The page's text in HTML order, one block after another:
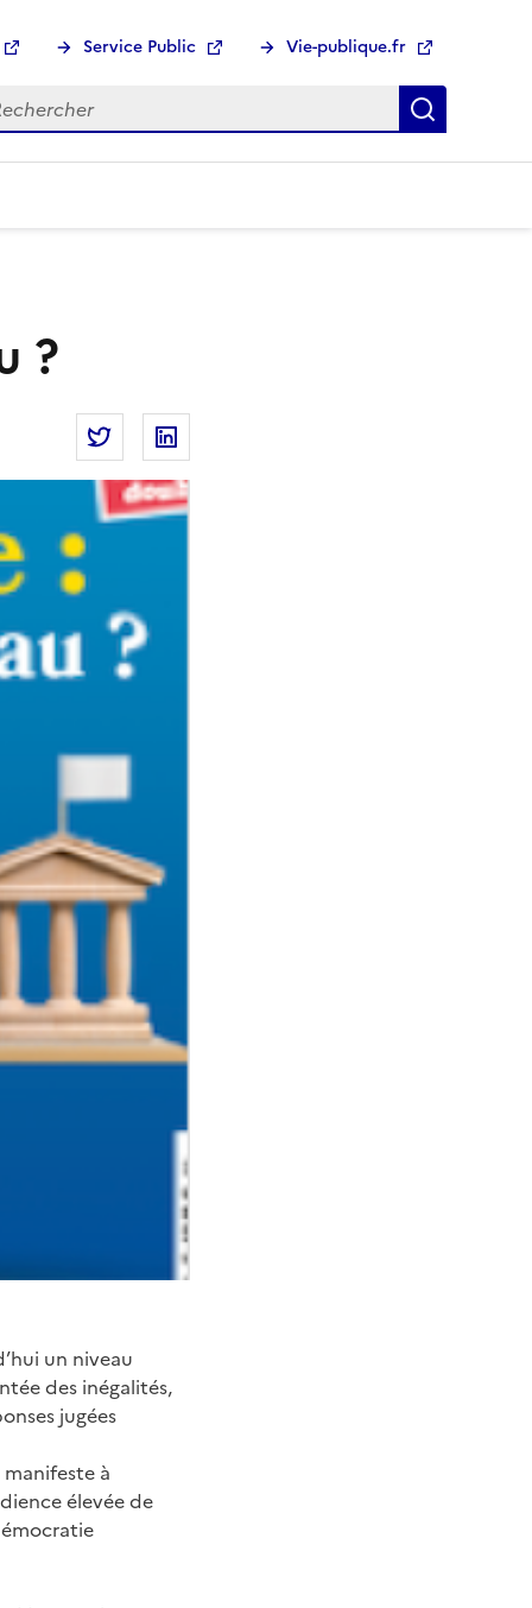
Service Public Vie-publique.fr
:
?
Partager la page
Partager Démocratie : crise ou renouveau ?
un niveau
des inégalités,
jugées
à
élevée de